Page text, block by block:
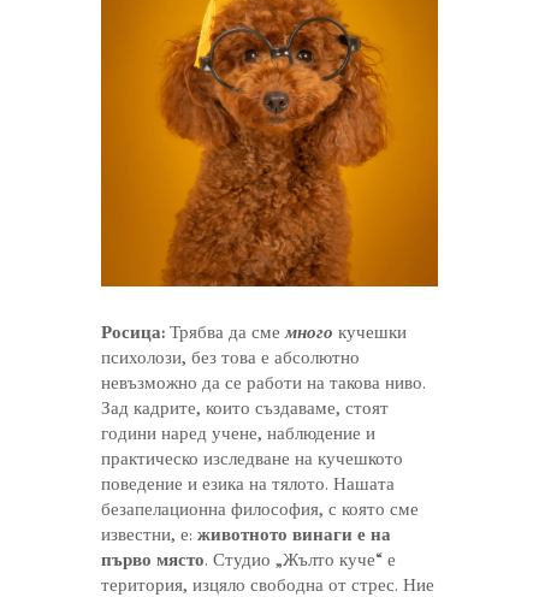
Росица: Трябва да смемного кучешки
психолози, без това е абсолютно
невъзможно да се работи на такова ниво.
Зад кадрите, които създаваме, стоят
години наред учене, наблюдение и
практическо изследване на кучешкото
поведение и езика на тялото. Нашата
безапелационна философия, с която сме
известни, е: животното винаги е на
първо място. Студио „Жълто куче“ е
територия, изцяло свободна от стрес. Ние